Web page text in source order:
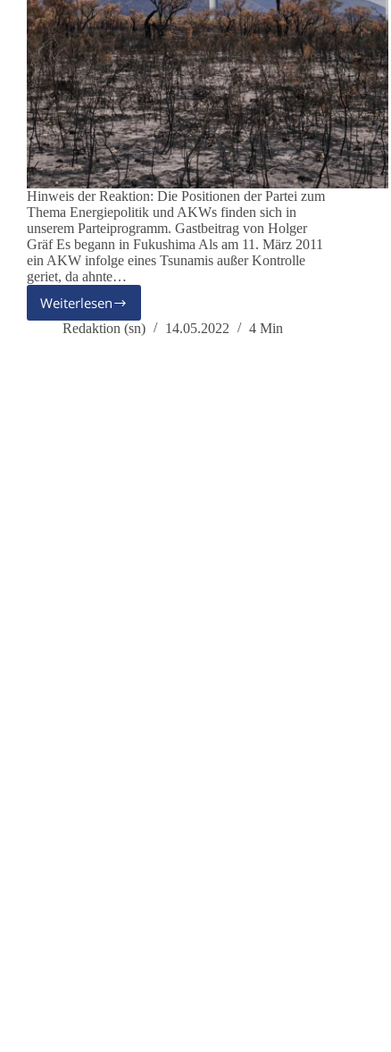
Hinweis der Reaktion: Die Positionen der Partei zum
Thema Energiepolitik und AKWs finden sich in
unserem Parteiprogramm. Gastbeitrag von Holger
Gräf Es begann in Fukushima Als am 11. März 2011
ein AKW infolge eines Tsunamis außer Kontrolle
geriet, da ahnte…
WeiterlesenEnergiewende
–
Redaktion (sn) 14.05.2022 4 Min